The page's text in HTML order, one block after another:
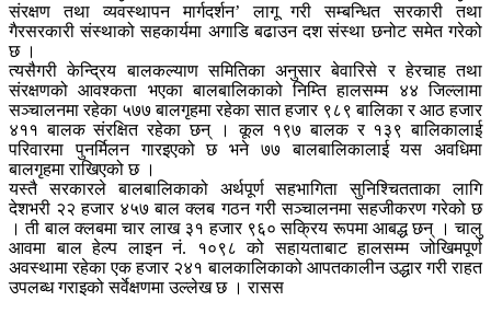
संरक्षण तथा व्यवस्थापन मार्गदर्शन’ लागू गरी सम्बन्धित सरकारी तथा
गैरसरकारी संस्थाको सहकार्यमा अगाडि बढाउन दश संस्था छनोट समेत गरेको
छ ।
त्यसैगरी केन्द्रिय बालकल्याण समितिका अनुसार बेवारिसे र हेरचाह तथा
संरक्षणको आवश्कता भएका बालबालिकाको निम्ति हालसम्म ४४ जिल्लामा
सञ्चालनमा रहेका ५७७ बालगृहमा रहेका सात हजार ९८९ बालिका र आठ हजार
४११ बालक संरक्षित रहेका छन् । कूल १९७ बालक र १३९ बालिकालाई
परिवारमा पुनर्मिलन गारइएको छ भने ७७ बालबालिकालाई यस अवधिमा
बालगृहमा राखिएको छ ।
यस्तै सरकारले बालबालिकाको अर्थपूर्ण सहभागिता सुनिश्चितताका लागि
देशभरी २२ हजार ४५७ बाल क्लब गठन गरी सञ्चालनमा सहजीकरण गरेको छ
। ती बाल क्लबमा चार लाख ३१ हजार ९६० सक्रिय रूपमा आबद्ध छन् । चालु
आवमा बाल हेल्प लाइन नं. १०९८ को सहायताबाट हालसम्म जोखिमपूर्ण
अवस्थामा रहेका एक हजार २४१ बालकालिकाको आपतकालीन उद्धार गरी राहत
उपलब्ध गराइको सर्वेक्षणमा उल्लेख छ । रासस